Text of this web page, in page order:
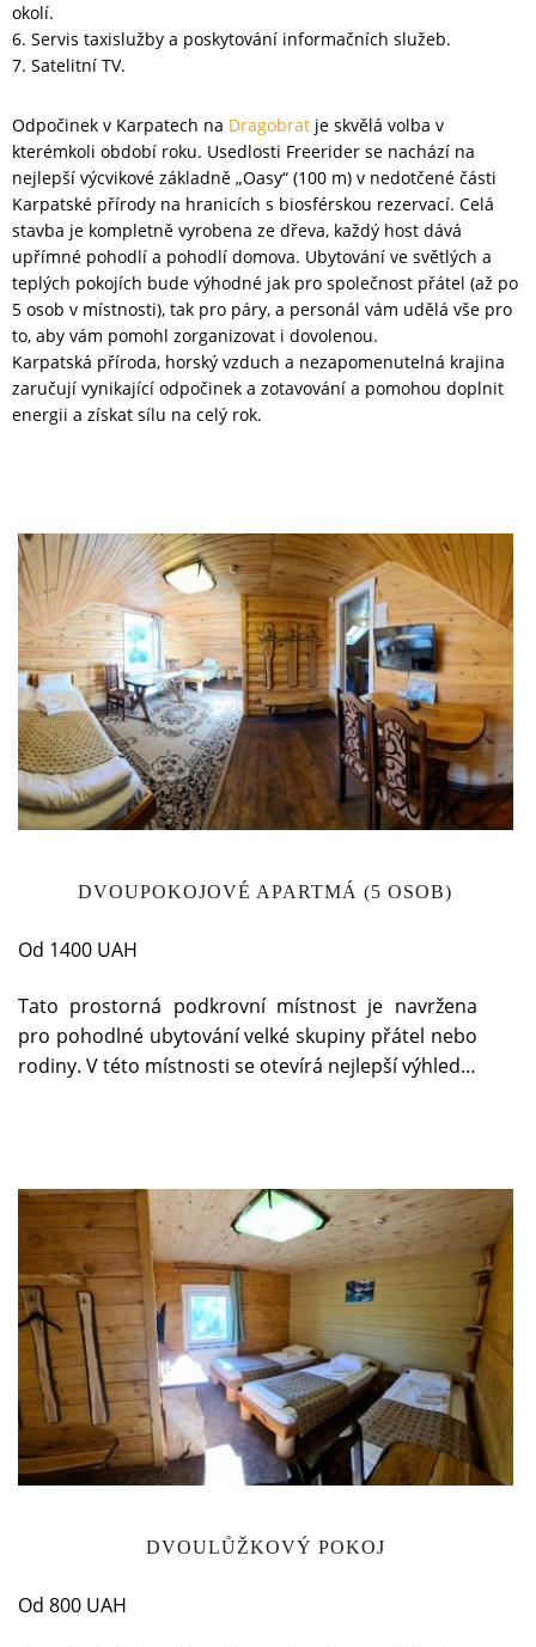
okolí.
6. Servis taxislužby a poskytování informačních služeb.
7. Satelitní TV.
Odpočinek v Karpatech na Dragobrat je skvělá volba v
kterémkoli období roku. Usedlosti Freerider se nachází na
nejlepší výcvikové základně „Oasy“ (100 m) v nedotčené části
Karpatské přírody na hranicích s biosférskou rezervací. Celá
stavba je kompletně vyrobena ze dřeva, každý host dává
upřímné pohodlí a pohodlí domova. Ubytování ve světlých a
teplých pokojích bude výhodné jak pro společnost přátel (až po
5 osob v místnosti), tak pro páry, a personál vám udělá vše pro
to, aby vám pomohl zorganizovat i dovolenou.
Karpatská příroda, horský vzduch a nezapomenutelná krajina
zaručují vynikající odpočinek a zotavování a pomohou doplnit
energii a získat sílu na celý rok.
DVOUPOKOJOVÉ APARTMÁ (5 OSOB)
Od 1400 UAH
Tato prostorná podkrovní místnost je navržena
pro pohodlné ubytování velké skupiny přátel nebo
rodiny. V této místnosti se otevírá nejlepší výhled…
DVOULŮŽKOVÝ POKOJ
Od 800 UAH